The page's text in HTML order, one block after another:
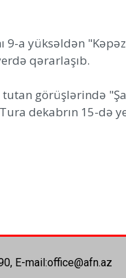
9-a yüksəldən
qərarlaşıb.
görüşlərində
dekabrın 15-də
E-mail:office@afn.az